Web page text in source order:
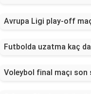
Avrupa Ligi play-off
Futbolda uzatma kaç
Voleybol final maçı